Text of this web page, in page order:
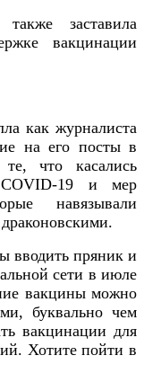
заставила
вакцинации
как журналиста
на его посты в
что касались
COVID-19 и мер
навязывали
вводить пряник и
сети в июле
вакцины можно
буквально чем
вакцинации для
Хотите пойти в